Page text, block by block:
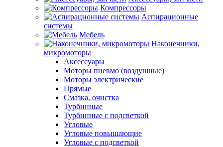
Компрессоры
Аспирационные
системы
Мебель
Наконечники,
микромоторы
Аксессуары
Моторы пневмо (воздушные)
Моторы электрические
Прямые
Смазка, очистка
Турбинные
Турбинные с подсветкой
Угловые
Угловые повышающие
Угловые с подсветкой